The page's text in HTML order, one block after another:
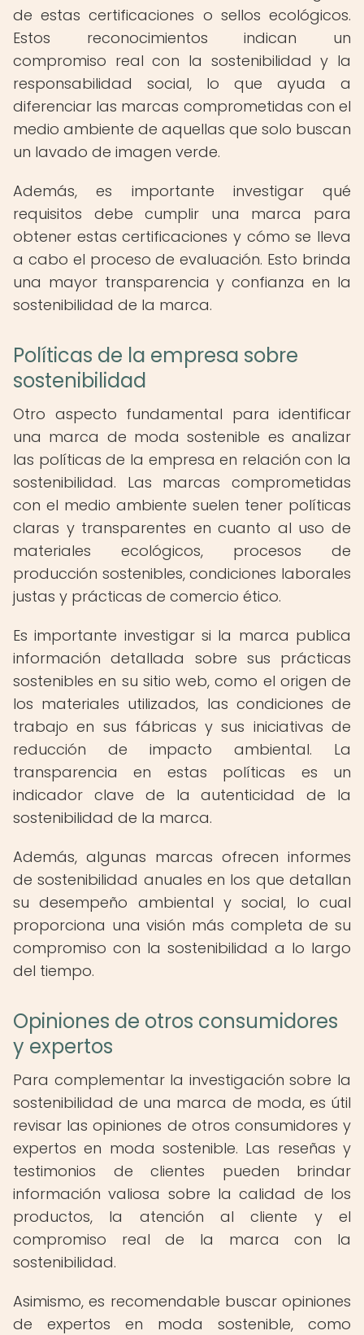
de estas certificaciones o sellos ecológicos.
Estos reconocimientos indican un
compromiso real con la sostenibilidad y la
responsabilidad social, lo que ayuda a
diferenciar las marcas comprometidas con el
medio ambiente de aquellas que solo buscan
un lavado de imagen verde.
Además, es importante investigar qué
requisitos debe cumplir una marca para
obtener estas certificaciones y cómo se lleva
a cabo el proceso de evaluación. Esto brinda
una mayor transparencia y confianza en la
sostenibilidad de la marca.
Políticas de la empresa sobre
sostenibilidad
Otro aspecto fundamental para identificar
una marca de moda sostenible es analizar
las políticas de la empresa en relación con la
sostenibilidad. Las marcas comprometidas
con el medio ambiente suelen tener políticas
claras y transparentes en cuanto al uso de
materiales ecológicos, procesos de
producción sostenibles, condiciones laborales
justas y prácticas de comercio ético.
Es importante investigar si la marca publica
información detallada sobre sus prácticas
sostenibles en su sitio web, como el origen de
los materiales utilizados, las condiciones de
trabajo en sus fábricas y sus iniciativas de
reducción de impacto ambiental. La
transparencia en estas políticas es un
indicador clave de la autenticidad de la
sostenibilidad de la marca.
Además, algunas marcas ofrecen informes
de sostenibilidad anuales en los que detallan
su desempeño ambiental y social, lo cual
proporciona una visión más completa de su
compromiso con la sostenibilidad a lo largo
del tiempo.
Opiniones de otros consumidores
y expertos
Para complementar la investigación sobre la
sostenibilidad de una marca de moda, es útil
revisar las opiniones de otros consumidores y
expertos en moda sostenible. Las reseñas y
testimonios de clientes pueden brindar
información valiosa sobre la calidad de los
productos, la atención al cliente y el
compromiso real de la marca con la
sostenibilidad.
Asimismo, es recomendable buscar opiniones
de expertos en moda sostenible, como